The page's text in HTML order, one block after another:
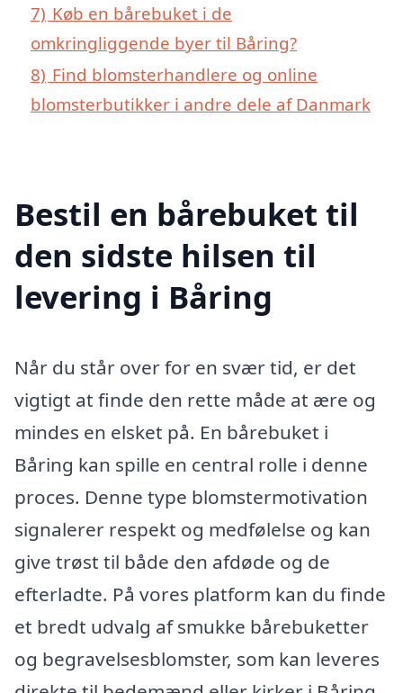
7) Køb en bårebuket i de
omkringliggende byer til Båring?
8) Find blomsterhandlere og online
blomsterbutikker i andre dele af Danmark
Bestil en bårebuket til
den sidste hilsen til
levering i Båring
Når du står over for en svær tid, er det
vigtigt at finde den rette måde at ære og
mindes en elsket på. En bårebuket i
Båring kan spille en central rolle i denne
proces. Denne type blomstermotivation
signalerer respekt og medfølelse og kan
give trøst til både den afdøde og de
efterladte. På vores platform kan du finde
et bredt udvalg af smukke bårebuketter
og begravelsesblomster, som kan leveres